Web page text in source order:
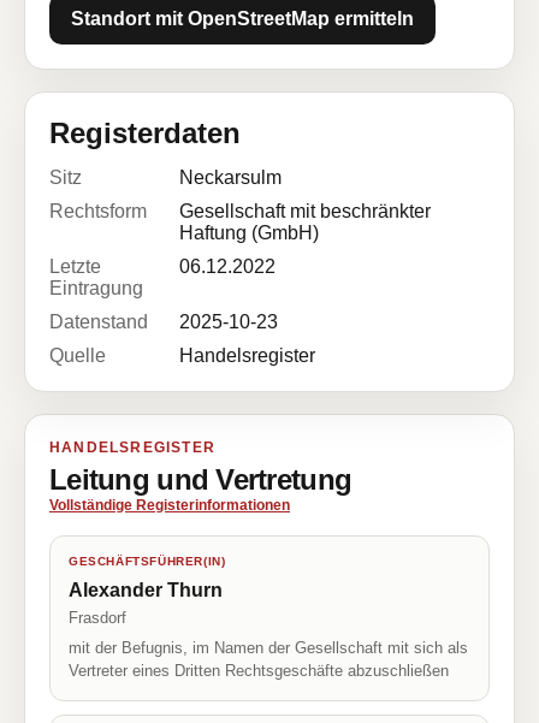
Standort mit OpenStreetMap ermitteln
Registerdaten
Sitz
Neckarsulm
Rechtsform
Gesellschaft mit beschränkter
Haftung (GmbH)
Letzte
Eintragung
06.12.2022
Datenstand
2025-10-23
Quelle
Handelsregister
HANDELSREGISTER
Leitung und Vertretung
Vollständige Registerinformationen
GESCHÄFTSFÜHRER(IN)
Alexander Thurn
Frasdorf
mit der Befugnis, im Namen der Gesellschaft mit sich als
Vertreter eines Dritten Rechtsgeschäfte abzuschließen